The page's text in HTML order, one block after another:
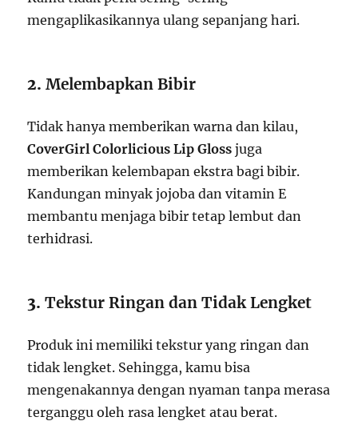
mengaplikasikannya ulang sepanjang hari.
2.Melembapkan Bibir
Tidak hanya memberikan warna dan kilau,
CoverGirl Colorlicious Lip Gloss juga
memberikan kelembapan ekstra bagi bibir.
Kandungan minyak jojoba dan vitamin E
membantu menjaga bibir tetap lembut dan
terhidrasi.
3.Tekstur Ringan dan Tidak Lengket
Produk ini memiliki tekstur yang ringan dan
tidak lengket. Sehingga, kamu bisa
mengenakannya dengan nyaman tanpa merasa
terganggu oleh rasa lengket atau berat.